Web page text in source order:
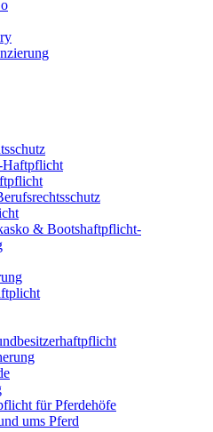
Haftpflicht
& Bootshaftpflicht-
für Pferdehöfe
ums Pferd